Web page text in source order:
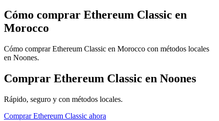
Cómo comprar Ethereum Classic en
Morocco
Cómo comprar Ethereum Classic en Morocco con métodos locales
en Noones.
Comprar Ethereum Classic en Noones
Rápido, seguro y con métodos locales.
Comprar Ethereum Classic ahora